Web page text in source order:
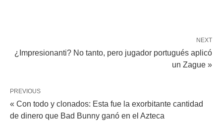
NEXT
¿Impresionanti? No tanto, pero jugador portugués aplicó
un Zague »
PREVIOUS
« Con todo y clonados: Esta fue la exorbitante cantidad
de dinero que Bad Bunny ganó en el Azteca